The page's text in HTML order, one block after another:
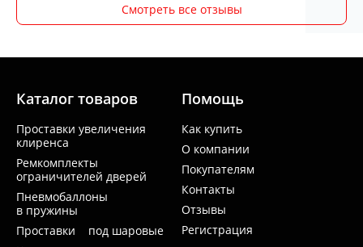
Смотреть все отзывы
Каталог товаров
Проставки увеличения
клиренса
Ремкомплекты
ограничителей дверей
Пневмобаллоны
в пружины
Проставки под шаровые
Помощь
Как купить
О компании
Покупателям
Контакты
Отзывы
Регистрация